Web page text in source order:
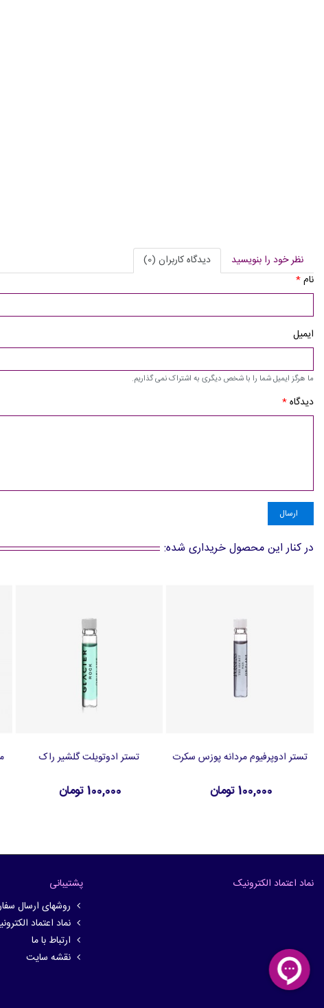
نظر خود را بنویسید
دیدگاه کاربران (0)
نام*
ایمیل
ما هرگز ایمیل شما را با شخص دیگری به اشتراک نمی گذاریم.
دیدگاه*
ارسال
در کنار این محصول خریداری شده:
افزودن به سبد خرید
تستر ادوپرفیوم مردانه پوزس سکرت
100,000 تومان
افزودن به سبد خرید
تستر ادوتویلت گلشیر راک
100,000 تومان
نماد اعتماد الکترونیک
پشتیبانی
روشهای ارسال
نماد اعتماد
ارتباط با ما
نقشه سایت